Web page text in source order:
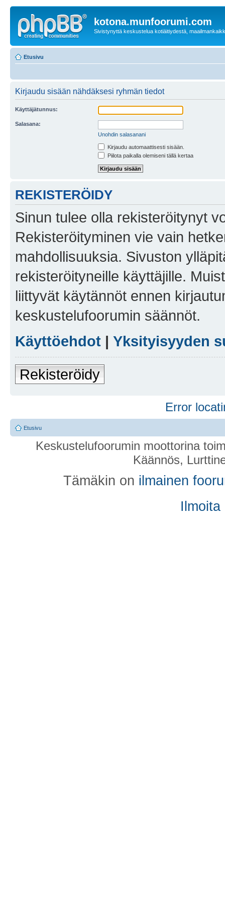
kotona.munfoorumi.com
Sivistynyttä keskustelua kotiäitiydestä,
Etusivu
Kirjaudu sisään nähdäksesi ryhmän tiedot
Käyttäjätunnus:
Salasana:
Unohdin salasanani
Kirjaudu automaattisesti sisään.
Piilota paikalla olemiseni tällä kertaa
REKISTERÖIDY
Sinun tulee olla rekisteröitynyt
Rekisteröityminen vie vain
mahdollisuuksia. Sivuston
rekisteröityneille käyttäjille.
liittyvät käytännöt ennen
keskustelufoorumin säännöt.
Käyttöehdot | Yksityisyyden
Rekisteröidy
Error
Etusivu
Keskustelufoorumin moottorina
Käännös,
Tämäkin on ilmainen